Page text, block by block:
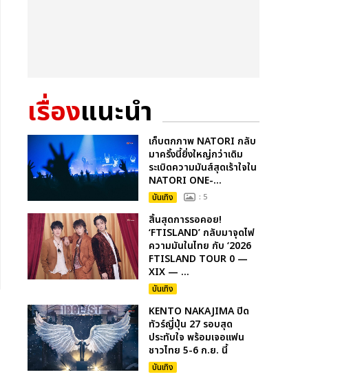
เรื่องแนะนำ
เก็บตกภาพ NATORI กลับ
มาครั้งนี้ยิ่งใหญ่กว่าเดิม
ระเบิดความมันส์สุดเร้าใจใน
NATORI ONE-...
บันเทิง : 5
สิ้นสุดการรอคอย!
‘FTISLAND’ กลับมาจุดไฟ
ความมันในไทย กับ ‘2026
FTISLAND TOUR 0 —
XIX — ...
บันเทิง
KENTO NAKAJIMA ปิด
ทัวร์ญี่ปุ่น 27 รอบสุด
ประทับใจ พร้อมเจอแฟน
ชาวไทย 5-6 ก.ย. นี้
บันเทิง